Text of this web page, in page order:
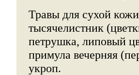
Травы для сухой
тысячелистник
петрушка, липовый
примула вечерняя
укроп.